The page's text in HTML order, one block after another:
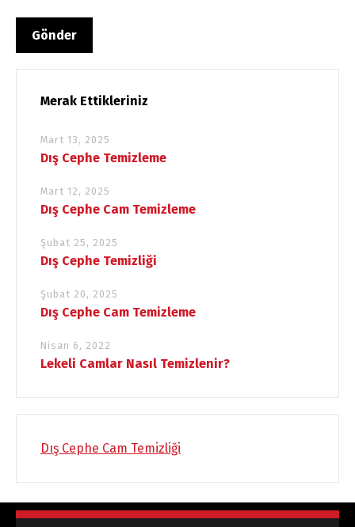
Merak Ettikleriniz
Mart 13, 2025
Dış Cephe Temizleme
Mart 12, 2025
Dış Cephe Cam Temizleme
Şubat 25, 2025
Dış Cephe Temizliği
Şubat 20, 2025
Dış Cephe Cam Temizleme
Nisan 6, 2022
Lekeli Camlar Nasıl Temizlenir?
Dış Cephe Cam Temizliği